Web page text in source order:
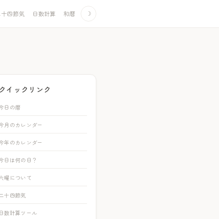
四節気 日数計算 和暦 ☽
クイックリンク
日の暦
月のカレンダー
年のカレンダー
日は何の日？
曜について
十四節気
日数計算ツール